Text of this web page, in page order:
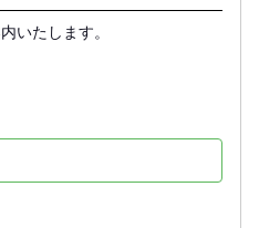
いたします。